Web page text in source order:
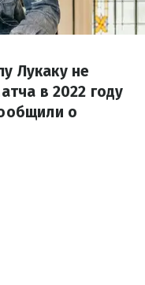
Лукаку не
в 2022 году
о